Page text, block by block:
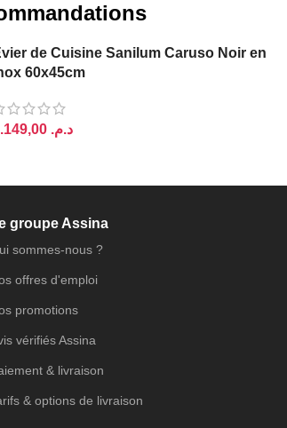
de Cuisine Sanilum Caruso Noir en
60x45cm
د.م.
groupe Assina
sommes-nous ?
offres d'emploi
promotions
vérifiés Assina
& livraison
& options de livraison